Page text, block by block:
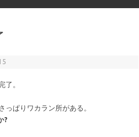
了。
っぱりワカラン所がある。
?